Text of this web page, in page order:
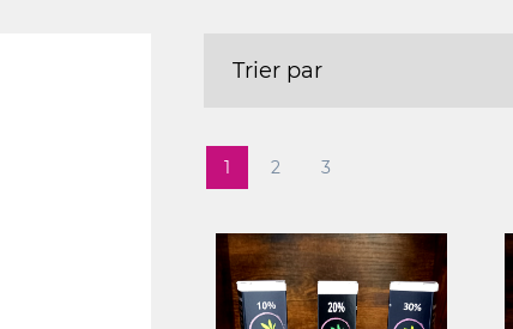
1 2 3